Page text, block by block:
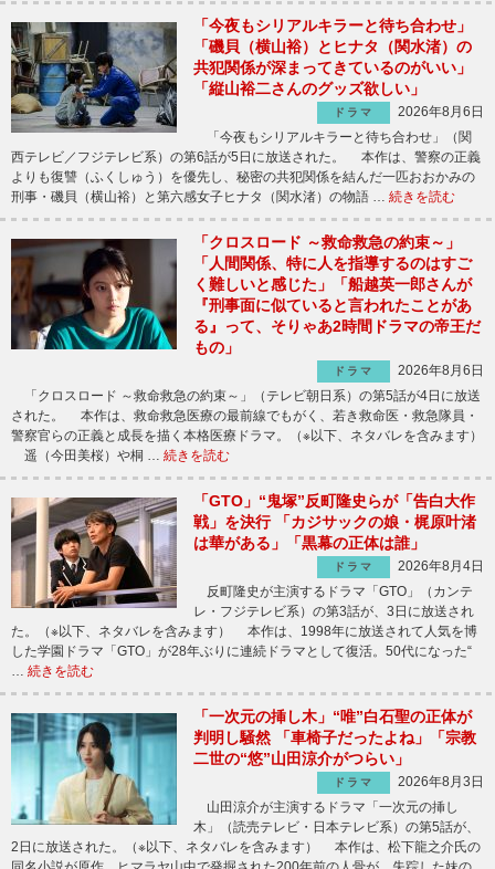
「今夜もシリアルキラーと待ち合わせ」
「磯貝（横山裕）とヒナタ（関水渚）の
共犯関係が深まってきているのがいい」
「縦山裕二さんのグッズ欲しい」
ドラマ
2026年8月6日
「今夜もシリアルキラーと待ち合わせ」（関
西テレビ／フジテレビ系）の第6話が5日に放送された。 本作は、警察の正義
よりも復讐（ふくしゅう）を優先し、秘密の共犯関係を結んだ一匹おおかみの
刑事・磯貝（横山裕）と第六感女子ヒナタ（関水渚）の物語 … 続きを読む
「クロスロード ～救命救急の約束～」
「人間関係、特に人を指導するのはすご
く難しいと感じた」「船越英一郎さんが
『刑事面に似ていると言われたことがあ
る』って、そりゃあ2時間ドラマの帝王だ
もの」
ドラマ
2026年8月6日
「クロスロード ～救命救急の約束～」（テレビ朝日系）の第5話が4日に放送
された。 本作は、救命救急医療の最前線でもがく、若き救命医・救急隊員・
警察官らの正義と成長を描く本格医療ドラマ。（※以下、ネタバレを含みます）
遥（今田美桜）や桐 … 続きを読む
「GTO」“鬼塚”反町隆史らが「告白大作
戦」を決行 「カジサックの娘・梶原叶渚
は華がある」「黒幕の正体は誰」
ドラマ
2026年8月4日
反町隆史が主演するドラマ「GTO」（カンテ
レ・フジテレビ系）の第3話が、3日に放送され
た。（※以下、ネタバレを含みます） 本作は、1998年に放送されて人気を博
した学園ドラマ「GTO」が28年ぶりに連続ドラマとして復活。50代になった“
… 続きを読む
「一次元の挿し木」“唯”白石聖の正体が
判明し騒然 「車椅子だったよね」「宗教
二世の“悠”山田涼介がつらい」
ドラマ
2026年8月3日
山田涼介が主演するドラマ「一次元の挿し
木」（読売テレビ・日本テレビ系）の第5話が、
2日に放送された。（※以下、ネタバレを含みます） 本作は、松下龍之介氏の